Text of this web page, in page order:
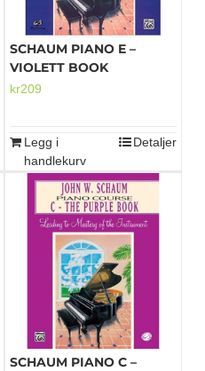
SCHAUM PIANO E –
VIOLETT BOOK
kr209
Legg i
handlekurv
Detaljer
SCHAUM PIANO C –